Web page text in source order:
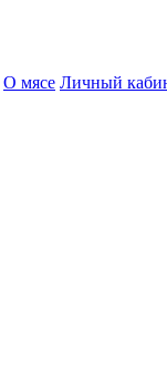
О мясе Личный